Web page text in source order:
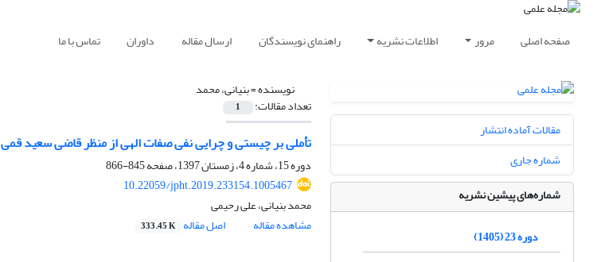
صفحه اصلی مرور اطلاعات نشریه راهنمای نویسندگان ارسال مقاله داوران تماس با ما
نویسنده =بنیانی، محمد
تعداد مقالات: 1
تأملی بر چیستی و چرایی نفی صفات الهی از منظر قاضی سعید قمی
دوره 15، شماره 4، زمستان 1397، صفحه
845-866
10.22059/jpht.2019.233154.1005467
محمد بنیانی، علی رحیمی
مشاهده مقاله
اصل مقاله 333.45 K
مقالات آماده انتشار
شماره جاری
شماره‌های پیشین نشریه
دوره 23 (1405)